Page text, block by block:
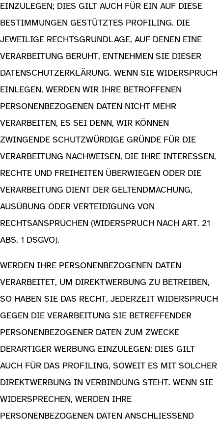
EINZULEGEN; DIES GILT AUCH FÜR EIN AUF DIESE
BESTIMMUNGEN GESTÜTZTES PROFILING. DIE
JEWEILIGE RECHTSGRUNDLAGE, AUF DENEN EINE
VERARBEITUNG BERUHT, ENTNEHMEN SIE DIESER
DATENSCHUTZERKLÄRUNG. WENN SIE WIDERSPRUCH
EINLEGEN, WERDEN WIR IHRE BETROFFENEN
PERSONENBEZOGENEN DATEN NICHT MEHR
VERARBEITEN, ES SEI DENN, WIR KÖNNEN
ZWINGENDE SCHUTZWÜRDIGE GRÜNDE FÜR DIE
VERARBEITUNG NACHWEISEN, DIE IHRE INTERESSEN,
RECHTE UND FREIHEITEN ÜBERWIEGEN ODER DIE
VERARBEITUNG DIENT DER GELTENDMACHUNG,
AUSÜBUNG ODER VERTEIDIGUNG VON
RECHTSANSPRÜCHEN (WIDERSPRUCH NACH ART. 21
ABS. 1 DSGVO).
WERDEN IHRE PERSONENBEZOGENEN DATEN
VERARBEITET, UM DIREKTWERBUNG ZU BETREIBEN,
SO HABEN SIE DAS RECHT, JEDERZEIT WIDERSPRUCH
GEGEN DIE VERARBEITUNG SIE BETREFFENDER
PERSONENBEZOGENER DATEN ZUM ZWECKE
DERARTIGER WERBUNG EINZULEGEN; DIES GILT
AUCH FÜR DAS PROFILING, SOWEIT ES MIT SOLCHER
DIREKTWERBUNG IN VERBINDUNG STEHT. WENN SIE
WIDERSPRECHEN, WERDEN IHRE
PERSONENBEZOGENEN DATEN ANSCHLIESSEND